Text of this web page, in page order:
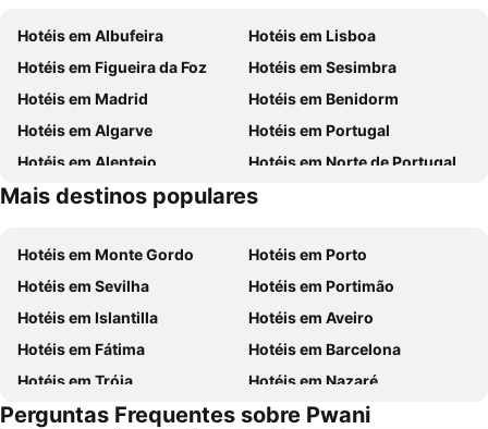
Hotéis em Albufeira
Hotéis em Lisboa
Hotéis em Figueira da Foz
Hotéis em Sesimbra
Hotéis em Madrid
Hotéis em Benidorm
Hotéis em Algarve
Hotéis em Portugal
Hotéis em Alentejo
Hotéis em Norte de Portugal
Hotéis em Madeira
Hotéis em Espanha
Mais destinos populares
Hotéis em Monte Gordo
Hotéis em Porto
Hotéis em Sevilha
Hotéis em Portimão
Hotéis em Islantilla
Hotéis em Aveiro
Hotéis em Fátima
Hotéis em Barcelona
Hotéis em Tróia
Hotéis em Nazaré
Hotéis em Évora
Hotéis em Peniche
Perguntas Frequentes sobre Pwani